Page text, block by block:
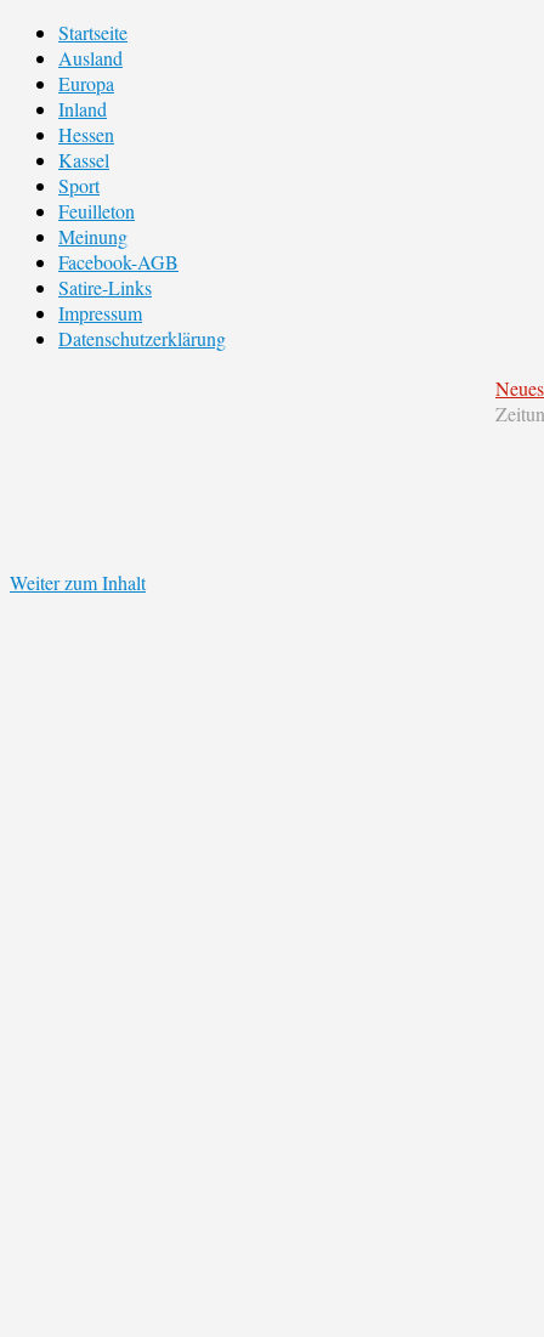
Startseite
Ausland
Europa
Inland
Hessen
Kassel
Sport
Feuilleton
Meinung
Facebook-AGB
Satire-Links
Impressum
Datenschutzerklärung
Weiter zum Inhalt